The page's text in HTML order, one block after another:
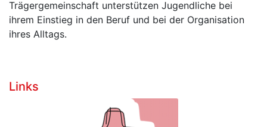
Trägergemeinschaft unterstützen Jugendliche bei
ihrem Einstieg in den Beruf und bei der Organisation
ihres Alltags.
Links